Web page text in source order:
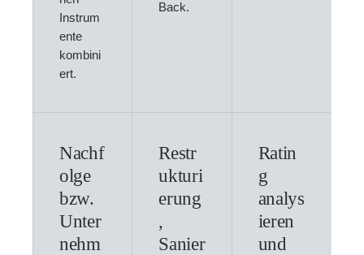
Instrum
ente
kombini
ert.
Back.
Nachf
olge
bzw.
Unter
nehm
Restr
ukturi
erung
,
Sanier
Ratin
g
analys
ieren
und